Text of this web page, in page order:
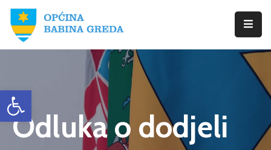
Open toolbar
Početna
Greda
Istražite
Odluka o dodjeli